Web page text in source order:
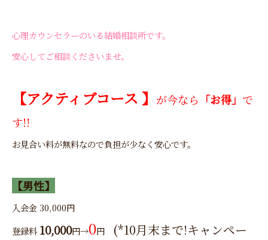
心理カウンセラーのいる結婚相談所です。
安心してご相談くださいませ。
【アクティブコース 】 が今なら 「お得」 で
す!!
お見合い料が無料なので負担が少なく安心です。
【男性】
入会金 30,000円
登録料 10,000円→0円 (*10月末まで!キャンペー